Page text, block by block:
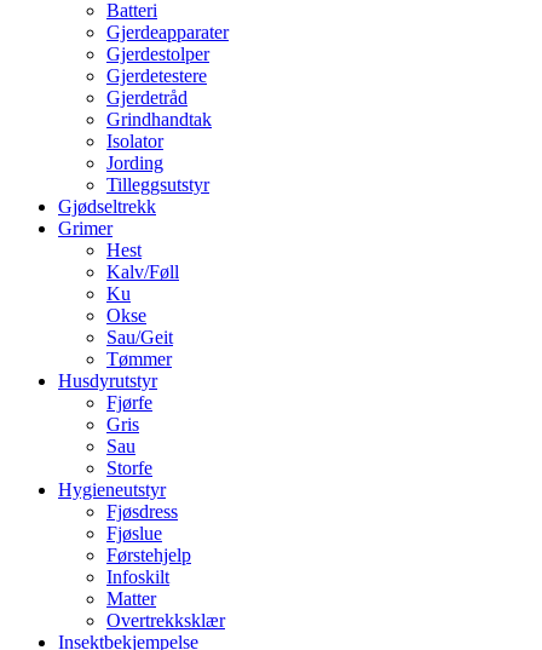
Batteri
Gjerdeapparater
Gjerdestolper
Gjerdetestere
Gjerdetråd
Grindhandtak
Isolator
Jording
Tilleggsutstyr
Gjødseltrekk
Grimer
Hest
Kalv/Føll
Ku
Okse
Sau/Geit
Tømmer
Husdyrutstyr
Fjørfe
Gris
Sau
Storfe
Hygieneutstyr
Fjøsdress
Fjøslue
Førstehjelp
Infoskilt
Matter
Overtrekksklær
Insektbekjempelse